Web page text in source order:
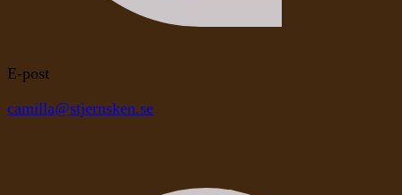
E-post
camilla@stjernsken.se